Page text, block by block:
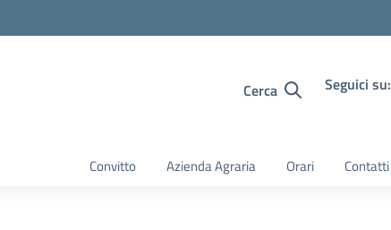
Cerca Seguici su:
Convitto Azienda Agraria Orari Contatti